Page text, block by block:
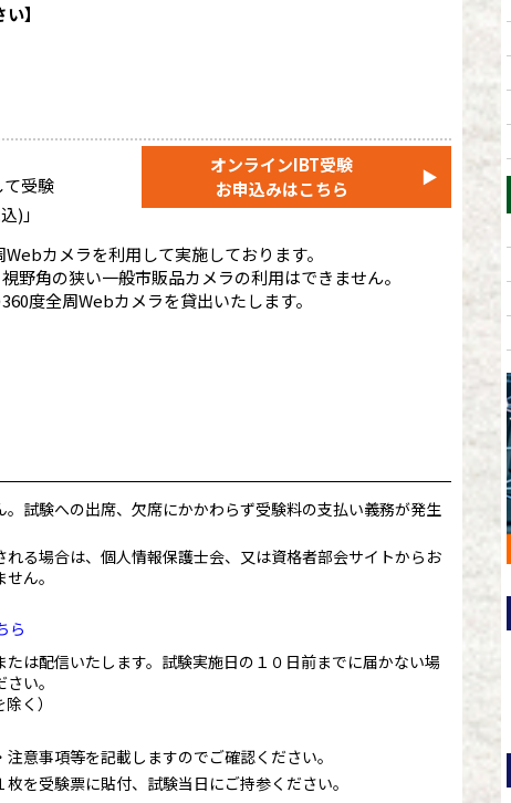
】
受験
)」
オンラインIBT受験
お申込みはこちら
▶
カメラを利用して実施しております。
野角の狭い一般市販品カメラの利用はできません。
度全周Webカメラを貸出いたします。
試験への出席、欠席にかかわらず受験料の支払い義務が発生
る場合は、個人情報保護士会、又は資格者部会サイトからお
ん。
ら
は配信いたします。試験実施日の１０日前までに届かない場
い。
く）
意事項等を記載しますのでご確認ください。
を受験票に貼付、試験当日にご持参ください。